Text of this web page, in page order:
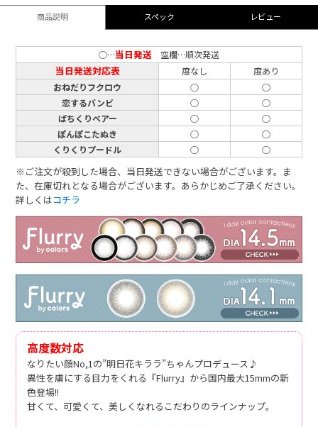
商品説明 スペック レビュー
○…当日発送 空欄…順次発送
当日発送対応表 度なし
度あり
おねだりフクロウ
○
○
恋するバンビ
○
○
ぱちくりベアー
○
○
ぽんぽこたぬき
○
○
くりくりプードル
○ ○
※ご注文が殺到した場合、当日発送できない場合がございます。ま
た、在庫切れとなる場合がございます。あらかじめご了承ください。
詳しくはコチラ
高度数対応
なりたい顔No,1の”明日花キララ”ちゃんプロデュース♪
異性を虜にする目力をくれる『Flurry』から国内最大15mmの新
色登場!!
甘くて、可愛くて、美しくなれるこだわりのラインナップ。